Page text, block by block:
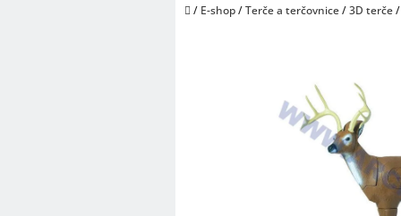
Domů
/ E-shop/Terče a terčovnice/3D terče/